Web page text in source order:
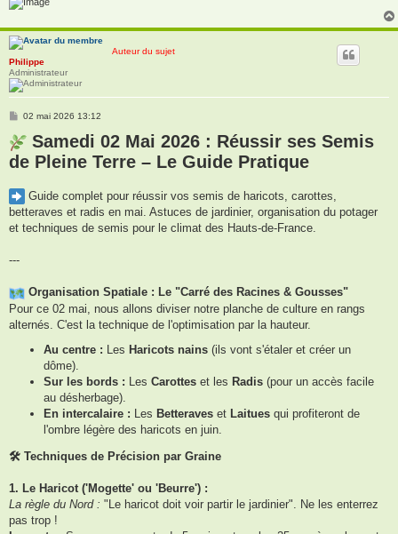
Auteur du sujet
Philippe
Administrateur
M
s
s
a
g
02 mai 2026 13:12
Samedi 02 Mai 2026 : Réussir ses Semis
de Pleine Terre – Le Guide Pratique
Guide complet pour réussir vos semis de haricots, carottes,
betteraves et radis en mai. Astuces de jardinier, organisation du potager
et techniques de semis pour le climat des Hauts-de-France.
---
Organisation Spatiale : Le "Carré des Racines & Gousses"
Pour ce 02 mai, nous allons diviser notre planche de culture en rangs
alternés. C'est la technique de l'optimisation par la hauteur.
Au centre : Les Haricots nains (ils vont s'étaler et créer un
dôme).
Sur les bords : Les Carottes et les Radis (pour un accès facile
au désherbage).
En intercalaire : Les Betteraves et Laitues qui profiteront de
l'ombre légère des haricots en juin.
🛠 Techniques de Précision par Graine
1. Le Haricot ('Mogette' ou 'Beurre') :
La règle du Nord : "Le haricot doit voir partir le jardinier". Ne les enterrez
pas trop !